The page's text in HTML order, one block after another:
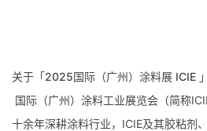
关于「2025国际（广州）涂料展 ICIE 」
国际（广州）涂料工业展览会（简称
十余年深耕涂料行业，ICIE及其胶粘剂